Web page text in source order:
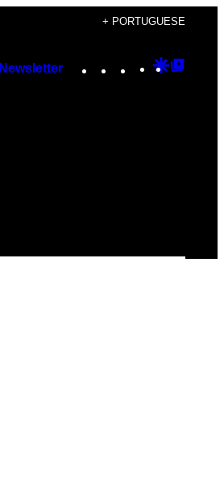
+ PORTUGUESE
Newsletter Instagram
TikTok
YouTube
Google